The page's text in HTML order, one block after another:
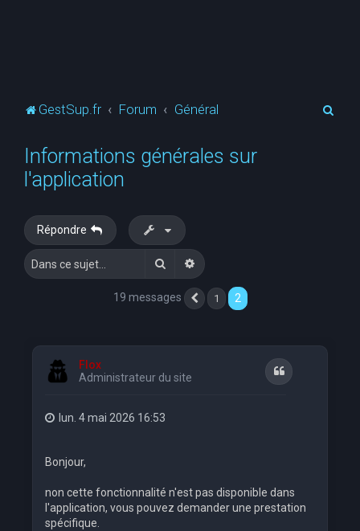
GestSup.fr Forum Général
Informations générales sur
l'application
Répondre
RechercherRecherche avancée
19 messages Précédente
1 2
Flox
Administrateur du site
Citation
lun. 4 mai 2026 16:53
Bonjour,
non cette fonctionnalité n'est pas disponible dans
l'application, vous pouvez demander une prestation
spécifique.